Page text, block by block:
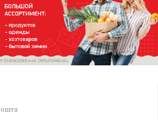
ошта